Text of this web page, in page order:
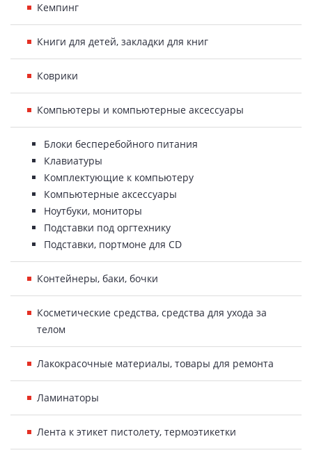
Кемпинг
Книги для детей, закладки для книг
Коврики
Компьютеры и компьютерные аксессуары
Блоки бесперебойного питания
Клавиатуры
Комплектующие к компьютеру
Компьютерные аксессуары
Ноутбуки, мониторы
Подставки под оргтехнику
Подставки, портмоне для CD
Контейнеры, баки, бочки
Косметические средства, средства для ухода за
телом
Лакокрасочные материалы, товары для ремонта
Ламинаторы
Лента к этикет пистолету, термоэтикетки